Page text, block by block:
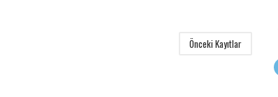
Önceki Kayıtlar